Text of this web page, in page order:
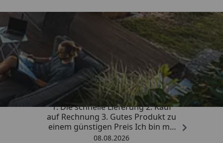
Trusted Shops
4,81/ 5
„Besonders gut gefallen hat mir :
1. Die schnelle Lieferung 2. Kauf
auf Rechnung 3. Gutes Produkt zu
einem günstigen Preis Ich bin mit
der Kaufabwicklung sehr
08.08.2026